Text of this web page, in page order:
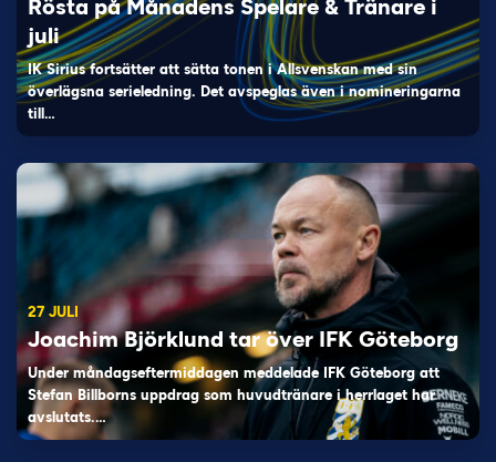
Rösta på Månadens Spelare & Tränare i
juli
IK Sirius fortsätter att sätta tonen i Allsvenskan med sin
överlägsna serieledning. Det avspeglas även i nomineringarna
till…
27 JULI
Joachim Björklund tar över IFK Göteborg
Under måndagseftermiddagen meddelade IFK Göteborg att
Stefan Billborns uppdrag som huvudtränare i herrlaget har
avslutats.…